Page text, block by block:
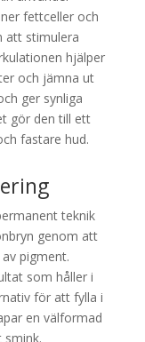
fettceller och
att stimulera
hjälper
och jämna ut
ger synliga
gör den till ett
fastare hud.
teknik
genom att
pigment.
som håller i
för att fylla i
en välformad
smink.